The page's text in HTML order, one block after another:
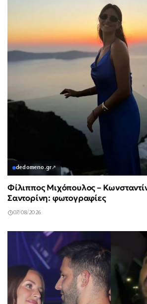
dedomeno.gr↗
Φίλιππος Μιχόπουλος –
Σαντορίνη: φωτογραφίες
07/08/2026